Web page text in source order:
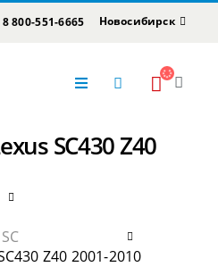
8 800-551-6665 Новосибирск
SC430 Z40
Z40 2001-2010